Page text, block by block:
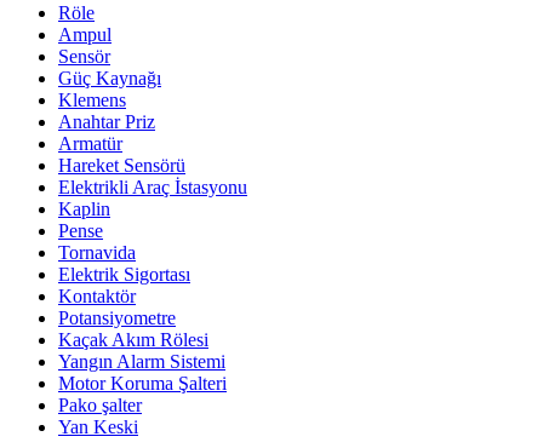
Röle
Ampul
Sensör
Güç Kaynağı
Klemens
Anahtar Priz
Armatür
Hareket Sensörü
Elektrikli Araç İstasyonu
Kaplin
Pense
Tornavida
Elektrik Sigortası
Kontaktör
Potansiyometre
Kaçak Akım Rölesi
Yangın Alarm Sistemi
Motor Koruma Şalteri
Pako şalter
Yan Keski